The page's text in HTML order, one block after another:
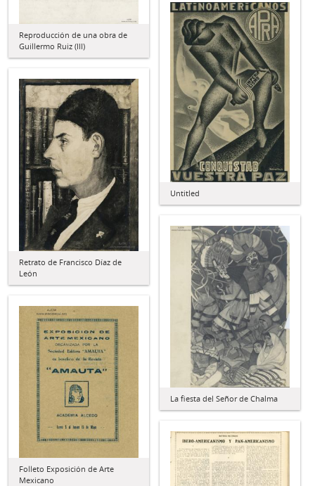
Reproducción de una obra de
Guillermo Ruiz (III)
Untitled
Retrato de Francisco Díaz de
León
La fiesta del Señor de Chalma
Folleto Exposición de Arte
Mexicano